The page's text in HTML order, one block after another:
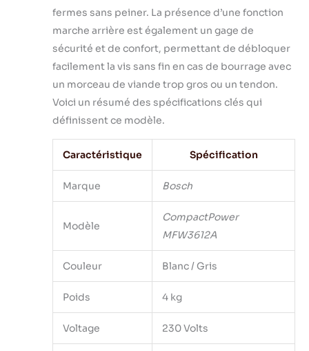
fermes sans peiner. La présence d’une fonction
marche arrière est également un gage de
sécurité et de confort, permettant de débloquer
facilement la vis sans fin en cas de bourrage avec
un morceau de viande trop gros ou un tendon.
Voici un résumé des spécifications clés qui
définissent ce modèle.
Caractéristique Spécification
Marque Bosch
Modèle
CompactPower
MFW3612A
Couleur Blanc / Gris
Poids 4 kg
Voltage 230 Volts